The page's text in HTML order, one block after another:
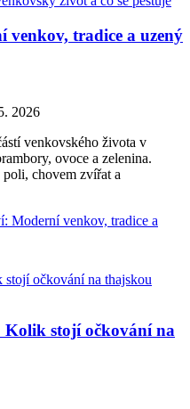
venkov, tradice a uzený
2026
venkovského života v
ovoce a zelenina.
chovem zvířat a
Moderní venkov, tradice a
Kolik stojí očkování na